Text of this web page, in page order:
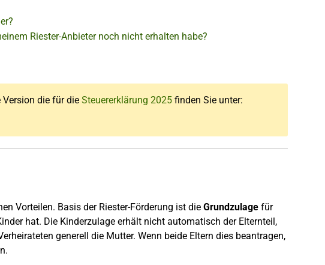
Riester-Anbieter noch nicht erhalten habe?
Version die für die Steuererklärung 2025 finden Sie unter:
Vorteilen. Basis der Riester-Förderung ist die Grundzulage für
hat. Die Kinderzulage erhält nicht automatisch der Elternteil,
generell die Mutter. Wenn beide Eltern dies beantragen,